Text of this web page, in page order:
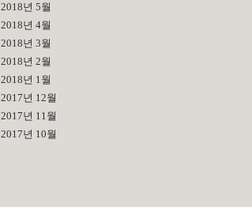
2018년 5월
2018년 4월
2018년 3월
2018년 2월
2018년 1월
2017년 12월
2017년 11월
2017년 10월